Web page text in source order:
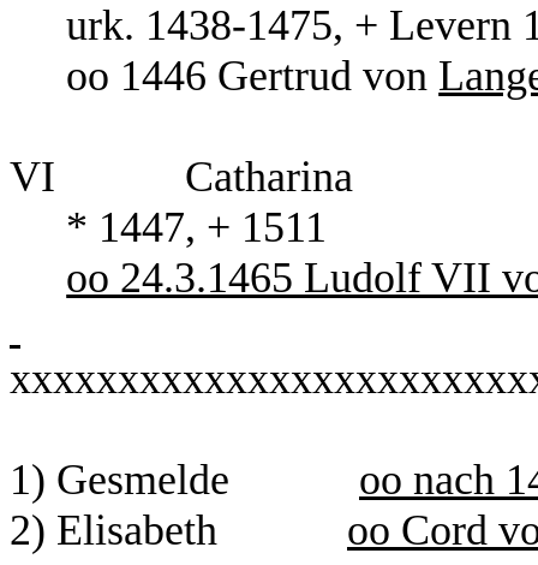
urk. 1438-1475, + Levern
oo 1446 Gertrud von
VI
Catharina
* 1447, + 1511
oo 24.3.1465 Ludolf VII
1) Gesmelde
oo nach
2) Elisabeth
oo Cord